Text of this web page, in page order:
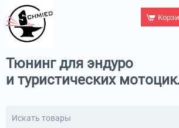
Тюнинг для эндуро
и туристических